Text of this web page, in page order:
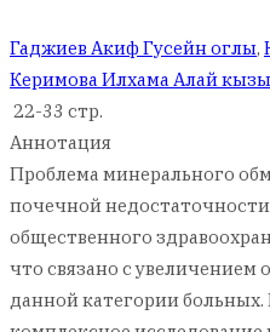
Гаджиев Акиф Гусейн оглы,
Керимова Илхама Алай кызы
22-33 стр.
Аннотация
Проблема минерального
почечной
общественного
что связано с
данной категории